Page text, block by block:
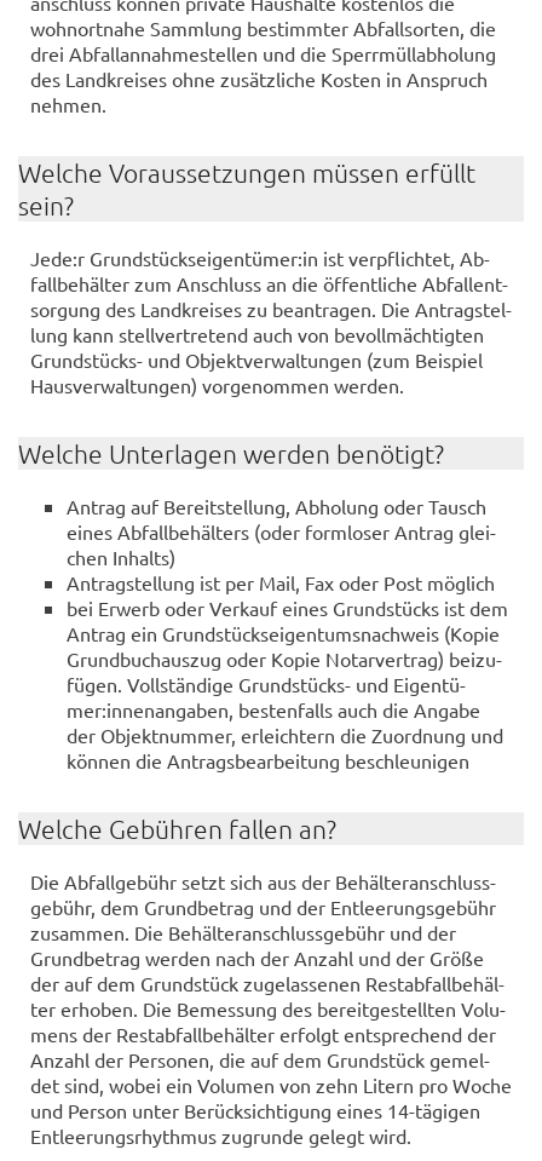
wohn­ort­na­he Samm­lung be­stimm­ter Ab­fall­sor­ten, die
drei Ab­fall­an­nah­me­stel­len und die Sperr­müll­ab­ho­lung
des Land­krei­ses ohne zu­sätz­li­che Kos­ten in An­spruch
neh­men.
Wel­che Vor­aus­set­zun­gen müs­sen er­füllt
sein?
Jede:r Grund­stücks­ei­gen­tü­mer:in ist ver­pflich­tet, Ab­
fall­be­häl­ter zum An­schluss an die öf­fent­li­che Ab­fall­ent­
sor­gung des Land­krei­ses zu be­an­tra­gen. Die An­trag­stel­
lung kann stell­ver­tre­tend auch von be­voll­mäch­tig­ten
Grundstücks-​ und Ob­jekt­ver­wal­tun­gen (zum Bei­spiel
Haus­ver­wal­tun­gen) vor­ge­nom­men wer­den.
Wel­che Un­ter­la­gen wer­den be­nö­tigt?
An­trag auf Be­reit­stel­lung, Ab­ho­lung oder Tausch
eines Ab­fall­be­häl­ters (oder form­lo­ser An­trag glei­
chen In­halts)
An­trag­stel­lung ist per Mail, Fax oder Post mög­lich
bei Er­werb oder Ver­kauf eines Grund­stücks ist dem
An­trag ein Grund­stücks­ei­gen­tums­nach­weis (Kopie
Grund­buch­aus­zug oder Kopie No­tar­ver­trag) bei­zu­
fü­gen. Voll­stän­di­ge Grundstücks-​ und Ei­gen­tü­
mer:in­nen­an­ga­ben, bes­ten­falls auch die An­ga­be
der Ob­jekt­num­mer, er­leich­tern die Zu­ord­nung und
kön­nen die An­trags­be­ar­bei­tung be­schleu­ni­gen
Wel­che Ge­büh­ren fal­len an?
Die Ab­fall­ge­bühr setzt sich aus der Be­häl­ter­an­schluss­
ge­bühr, dem Grund­be­trag und der Ent­lee­rungs­ge­bühr
zu­sam­men. Die Be­häl­ter­an­schluss­ge­bühr und der
Grund­be­trag wer­den nach der An­zahl und der Größe
der auf dem Grund­stück zu­ge­las­se­nen Re­st­ab­fall­be­häl­
ter er­ho­ben. Die Be­mes­sung des be­reit­ge­stell­ten Vo­lu­
mens der Re­st­ab­fall­be­häl­ter er­folgt ent­spre­chend der
An­zahl der Per­so­nen, die auf dem Grund­stück ge­mel­
det sind, wobei ein Vo­lu­men von zehn Li­tern pro Woche
und Per­son unter Be­rück­sich­ti­gung eines 14-​tägigen
Ent­lee­rungs­rhyth­mus zu­grun­de ge­legt wird.